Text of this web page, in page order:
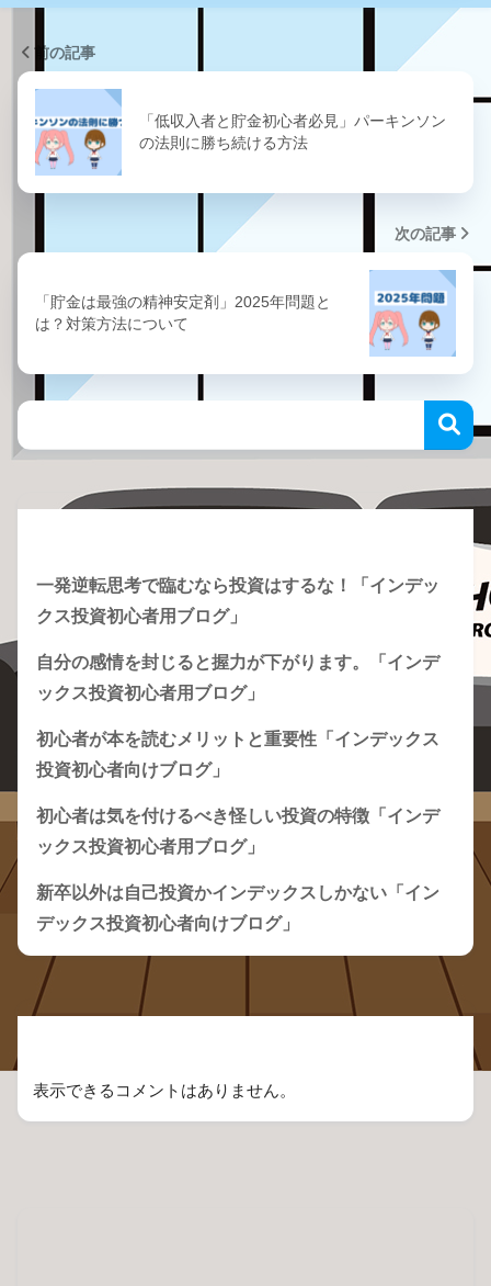
前の記事
「低収入者と貯金初心者必見」パーキンソン
の法則に勝ち続ける方法
次の記事
「貯金は最強の精神安定剤」2025年問題と
は？対策方法について
一発逆転思考で臨むなら投資はするな！「インデッ
クス投資初心者用ブログ」
自分の感情を封じると握力が下がります。「インデ
ックス投資初心者用ブログ」
初心者が本を読むメリットと重要性「インデックス
投資初心者向けブログ」
初心者は気を付けるべき怪しい投資の特徴「インデ
ックス投資初心者用ブログ」
新卒以外は自己投資かインデックスしかない「イン
デックス投資初心者向けブログ」
表示できるコメントはありません。